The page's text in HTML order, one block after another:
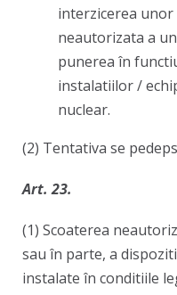
interzicerea
neautorizata a
punerea în
instalatiilor /
nuclear.
(2) Tentativa se
Art. 23.
(1) Scoaterea
sau în parte, a
instalate în conditiile